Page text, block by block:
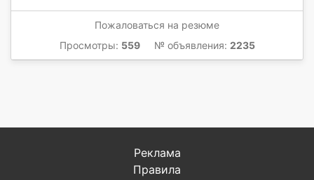
Пожаловаться на резюме
Просмотры: 559 № объявления: 2235
Реклама
Правила